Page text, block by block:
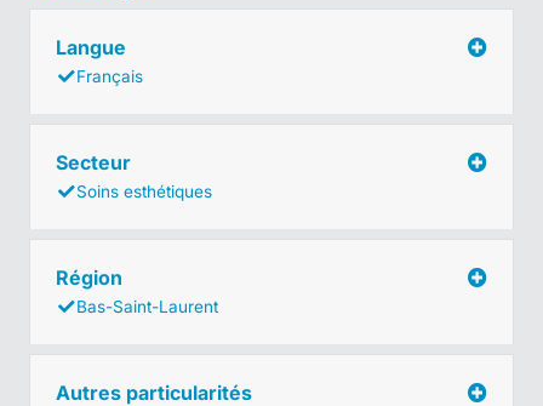
Langue
Français
Secteur
Soins esthétiques
Région
Bas-Saint-Laurent
Autres particularités